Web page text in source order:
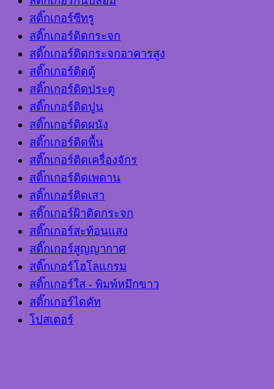
สติ๊กเกอร์ซีทรู
สติ๊กเกอร์ติดกระจก
สติ๊กเกอร์ติดกระจกอาคารสูง
สติ๊กเกอร์ติดตู้
สติ๊กเกอร์ติดประตู
สติ๊กเกอร์ติดปูน
สติ๊กเกอร์ติดผนัง
สติ๊กเกอร์ติดพื้น
สติ๊กเกอร์ติดเครื่องจักร
สติ๊กเกอร์ติดเพดาน
สติ๊กเกอร์ติดเสา
สติ๊กเกอร์ฝ้าติดกระจก
สติ๊กเกอร์สะท้อนแสง
สติ๊กเกอร์สูญญากาศ
สติ๊กเกอร์โฮโลแกรม
สติ๊กเกอร์ใส - พิมพ์หมึกขาว
สติ๊กเกอร์ไดคัท
โปสเตอร์